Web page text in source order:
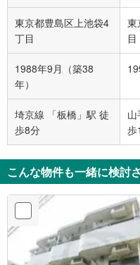
東京都豊島区上池袋4
丁目
東
目
1988年9月（築38
年）
埼京線 「板橋」駅 徒
歩8分
歩
こんな物件も一緒に検討